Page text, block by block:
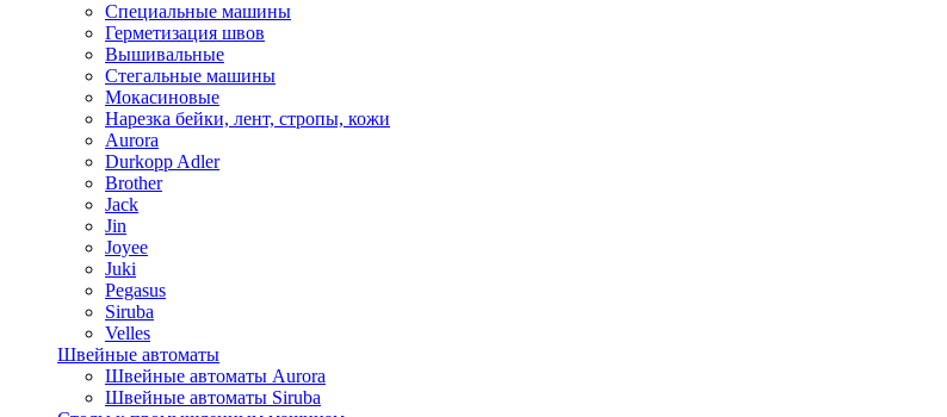
Специальные машины
Герметизация швов
Вышивальные
Стегальные машины
Мокасиновые
Нарезка бейки, лент, стропы, кожи
Aurora
Durkopp Adler
Brother
Jack
Jin
Joyee
Juki
Pegasus
Siruba
Velles
Швейные автоматы
Швейные автоматы Aurora
Швейные автоматы Siruba